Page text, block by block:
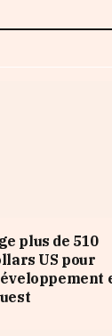
plus de 510
US pour